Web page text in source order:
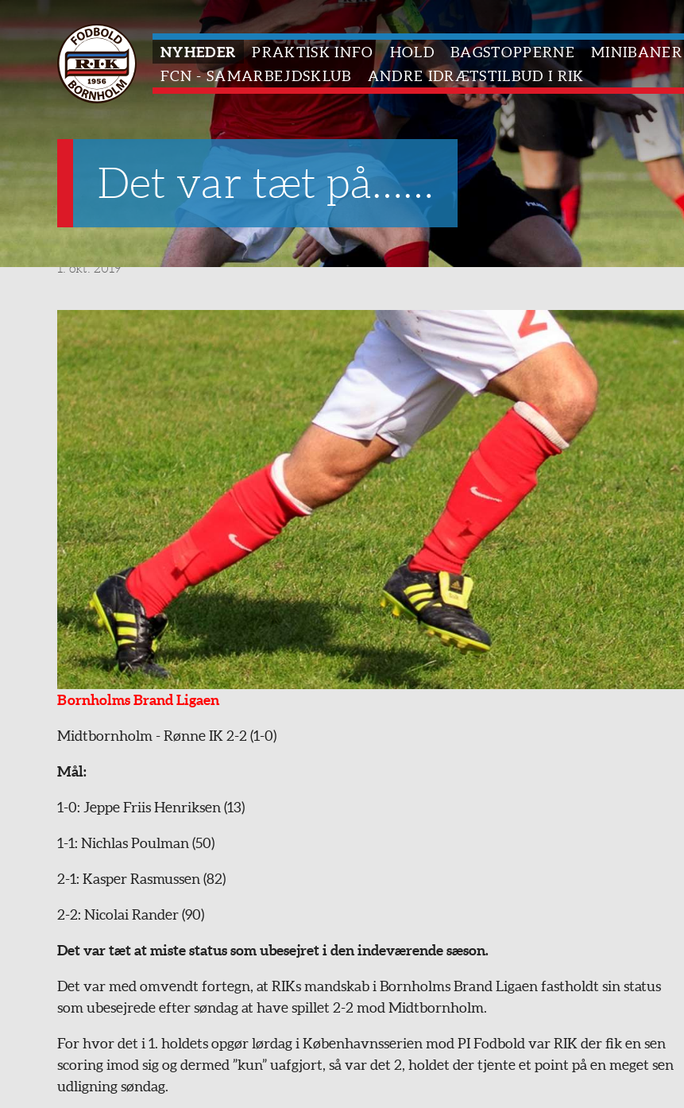
Det var tæt på……
NYHEDER PRAKTISK INFO HOLD BAGSTOPPERNE MINIBANER
FCN - SAMARBEJDSKLUB
ANDRE IDRÆTSTILBUD I RIK
1. okt. 2019
Bornholms Brand Ligaen
Midtbornholm - Rønne IK 2-2 (1-0)
Mål:
1-0: Jeppe Friis Henriksen (13)
1-1: Nichlas Poulman (50)
2-1: Kasper Rasmussen (82)
2-2: Nicolai Rander (90)
Det var tæt at miste status som ubesejret i den indeværende sæson.
Det var med omvendt fortegn, at RIKs mandskab i Bornholms Brand Ligaen fastholdt sin status
som ubesejrede efter søndag at have spillet 2-2 mod Midtbornholm.
For hvor det i 1. holdets opgør lørdag i Københavnsserien mod PI Fodbold var RIK der fik en sen
scoring imod sig og dermed ”kun” uafgjort, så var det 2, holdet der tjente et point på en meget sen
udligning søndag.